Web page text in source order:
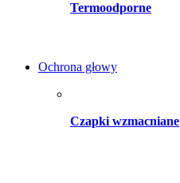
Termoodporne
Ochrona głowy
Czapki wzmacniane